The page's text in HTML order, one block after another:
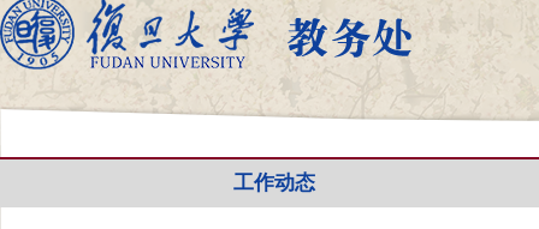
工作动态